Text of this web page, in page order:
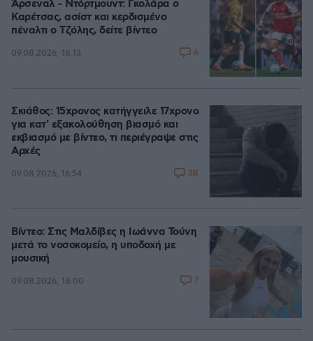
Άρσεναλ - Ντόρτμουντ: Γκολάρα ο
Καρέτσας, ασίστ και κερδισμένο
πέναλτι ο Τζόλης, δείτε βίντεο
09.08.2026, 18:13 6
Σκιάθος: 15χρονος κατήγγειλε 17χρονο
για κατ' εξακολούθηση βιασμό και
εκβιασμό με βίντεο, τι περιέγραψε στις
Αρχές
09.08.2026, 16:54 38
Βίντεο: Στις Μαλδίβες η Ιωάννα Τούνη
μετά το νοσοκομείο, η υποδοχή με
μουσική
09.08.2026, 18:00 7